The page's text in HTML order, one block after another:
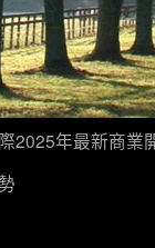
2025年最新商業